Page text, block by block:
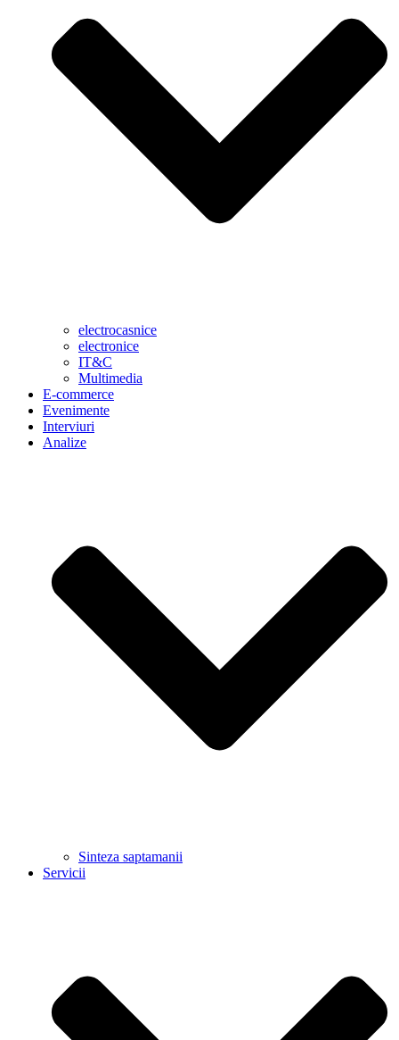
electrocasnice
electronice
IT&C
Multimedia
E-commerce
Evenimente
Interviuri
Analize
Sinteza saptamanii
Servicii